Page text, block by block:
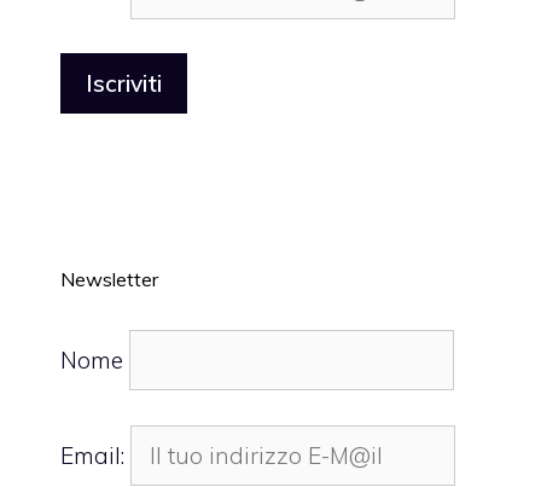
Newsletter
Nome
Email: